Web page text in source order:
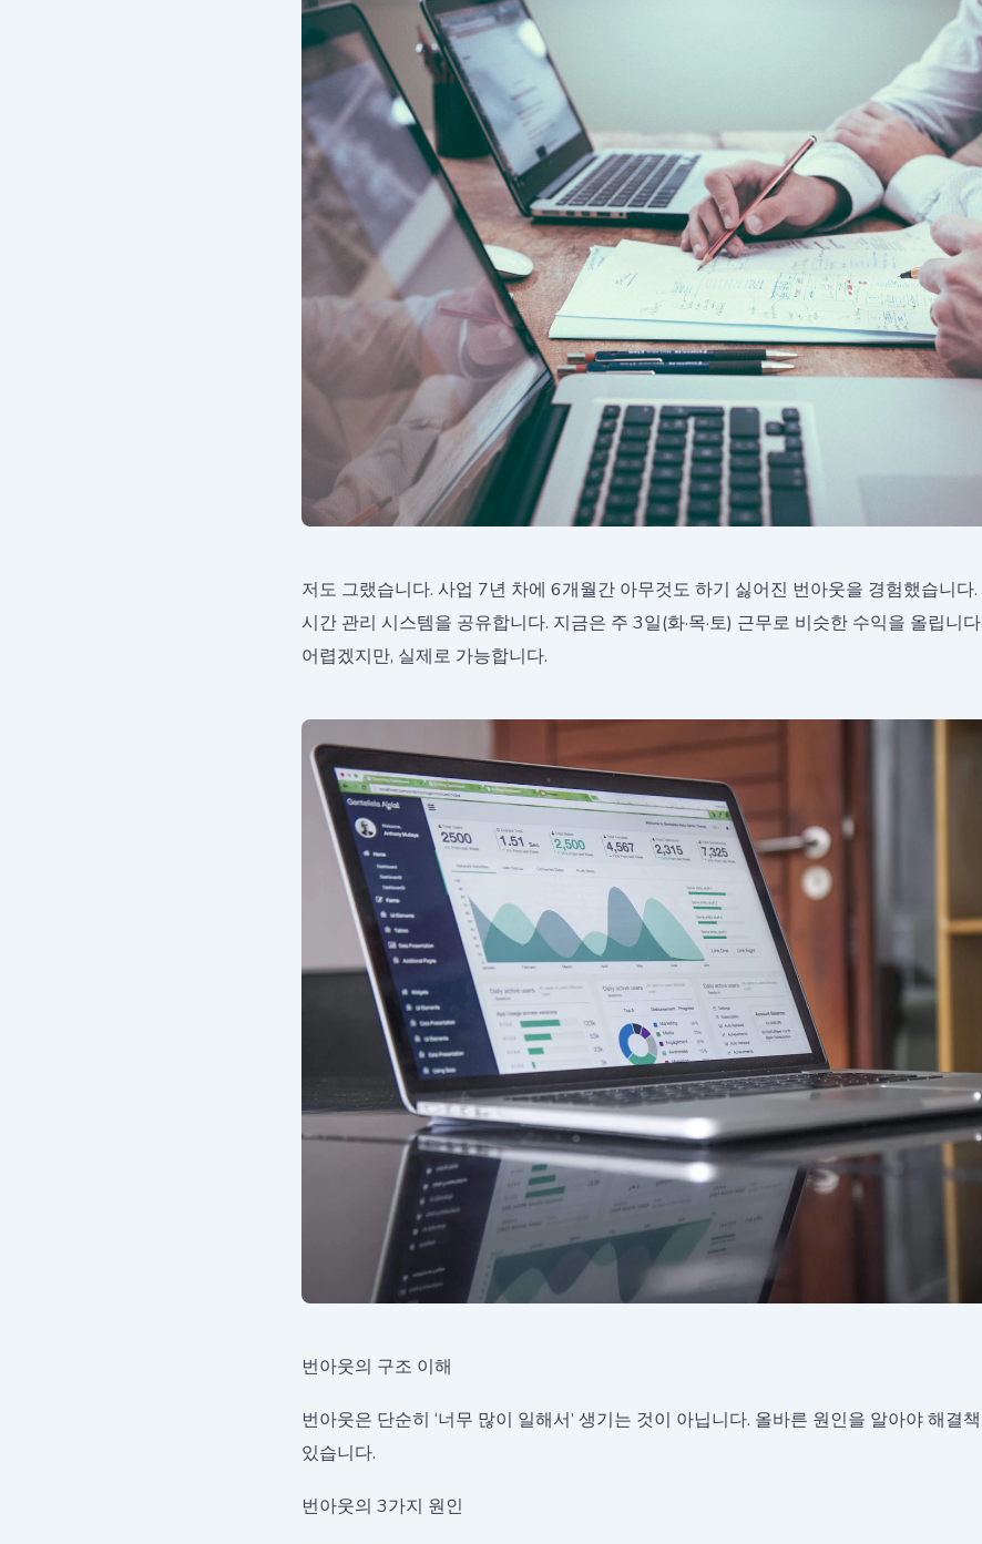
저도 그랬습니다. 사업 7년 차에 6개월간 아무것도 하기 싫어진 번아웃을 경험했습니다
시간 관리 시스템을 공유합니다. 지금은 주 3일(화·목·토) 근무로 비슷한 수익을 올립니
어렵겠지만, 실제로 가능합니다.
번아웃의 구조 이해
번아웃은 단순히 ‘너무 많이 일해서’ 생기는 것이 아닙니다. 올바른 원인을 알아야 해결
있습니다.
번아웃의 3가지 원인